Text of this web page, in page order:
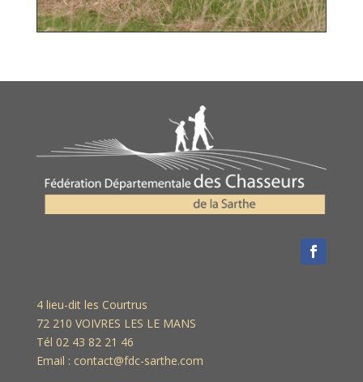
4 lieu-dit les Courtrus
72 210 VOIVRES LES LE MANS
Tél 02 43 82 21 46
Email : contact@fdc-sarthe.com